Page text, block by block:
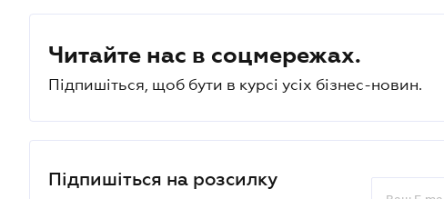
Читайте нас в соцмережах.
Підпишіться, щоб бути в курсі усіх бізнес-новин.
Підпишіться на розсилку